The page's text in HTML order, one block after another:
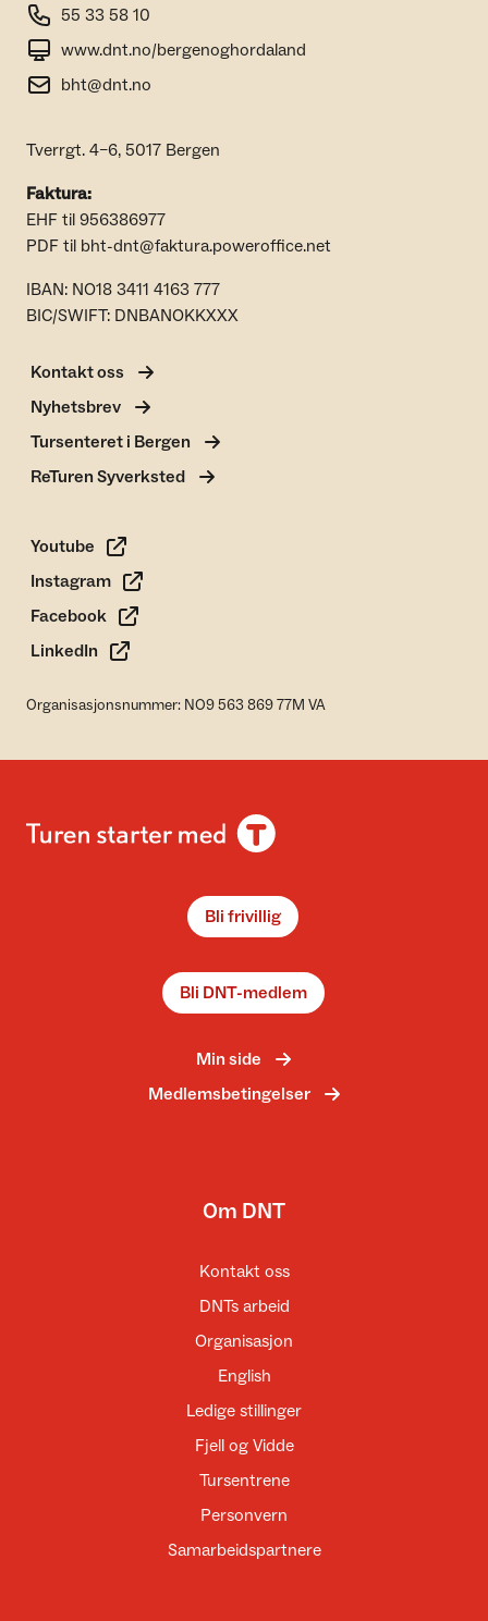
55 33 58 10
www.dnt.no/bergenoghordaland
bht@dnt.no
Tverrgt. 4–6, 5017 Bergen
Faktura:
EHF til 956386977
PDF til bht-dnt@faktura.poweroffice.net
IBAN: NO18 3411 4163 777
BIC/SWIFT: DNBANOKKXXX
Kontakt oss
Nyhetsbrev
Tursenteret i Bergen
ReTuren Syverksted
Youtube
Instagram
Facebook
LinkedIn
Organisasjonsnummer: NO9 563 869 77M VA
Bli frivillig
Bli DNT-medlem
Min side
Medlemsbetingelser
Om DNT
Kontakt oss
DNTs arbeid
Organisasjon
English
Ledige stillinger
Fjell og Vidde
Tursentrene
Personvern
Samarbeidspartnere